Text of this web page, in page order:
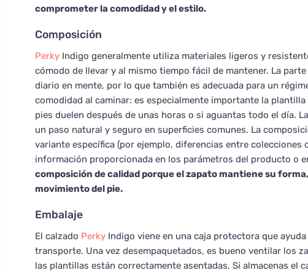
comprometer la comodidad y el estilo.
Composición
Perky Indigo generalmente utiliza materiales ligeros y
cómodo de llevar y al mismo tiempo fácil de mantener. La
diario en mente, por lo que también es adecuada para un
comodidad al caminar: es especialmente importante la
pies duelen después de unas horas o si aguantas todo el día.
un paso natural y seguro en superficies comunes. La
variante específica (por ejemplo, diferencias entre
información proporcionada en los parámetros del producto o
composición de calidad porque el zapato mantiene su
movimiento del pie.
Embalaje
El calzado Perky Indigo viene en una caja protectora que
transporte. Una vez desempaquetados, es bueno ventilar los
las plantillas están correctamente asentadas. Si almacenas el